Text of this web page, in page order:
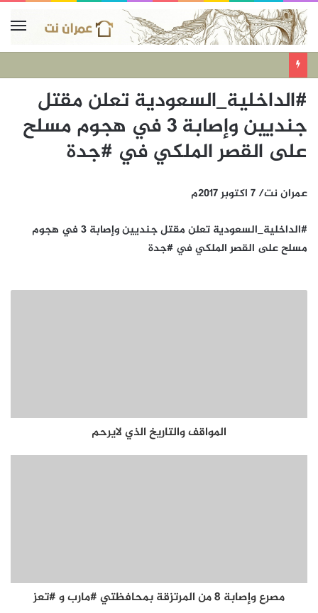
#الداخلية_السعودية تعلن مقتل
جنديين وإصابة 3 في هجوم مسلح
على القصر الملكي في #جدة
عمران نت/ 7 اكتوبر 2017م
#الداخلية_السعودية تعلن مقتل جنديين وإصابة 3 في هجوم
مسلح على القصر الملكي في #جدة
المواقف والتاريخ الذي لايرحم
مصرع وإصابة 8 من المرتزقة بمحافظتي #مارب و #تعز